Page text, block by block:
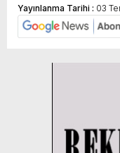
Yayınlanma Tarihi : 03